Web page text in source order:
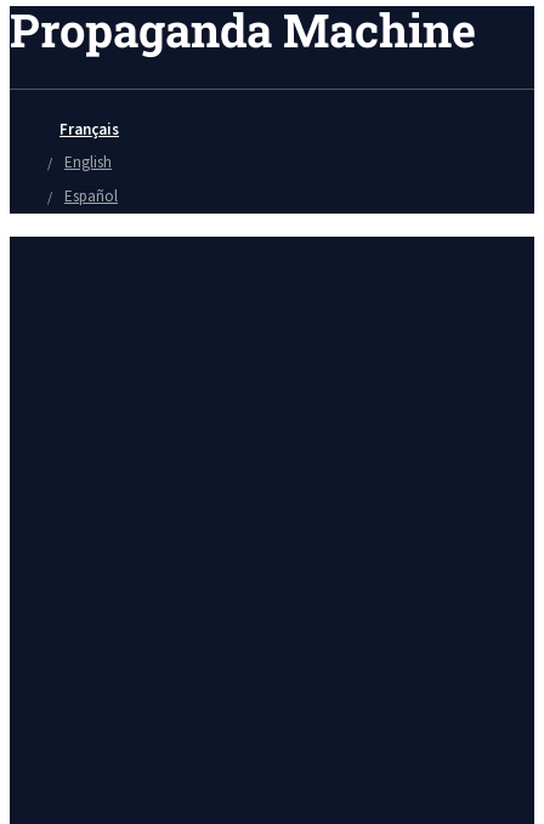
Propaganda Machine
Français
English
Español